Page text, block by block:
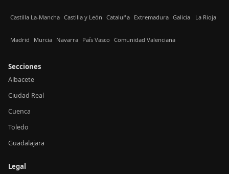
Castilla La-Mancha Castilla y León Cataluña Extremadura Galicia La Rioja
Madrid Murcia Navarra País Vasco Comunidad Valenciana
Secciones
Albacete
Ciudad Real
Cuenca
Toledo
Guadalajara
Legal